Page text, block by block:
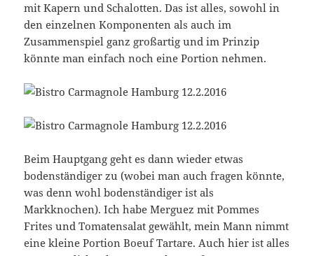
mit Kapern und Schalotten. Das ist alles, sowohl in
den einzelnen Komponenten als auch im
Zusammenspiel ganz großartig und im Prinzip
könnte man einfach noch eine Portion nehmen.
Beim Hauptgang geht es dann wieder etwas
bodenständiger zu (wobei man auch fragen könnte,
was denn wohl bodenständiger ist als
Markknochen). Ich habe Merguez mit Pommes
Frites und Tomatensalat gewählt, mein Mann nimmt
eine kleine Portion Boeuf Tartare. Auch hier ist alles